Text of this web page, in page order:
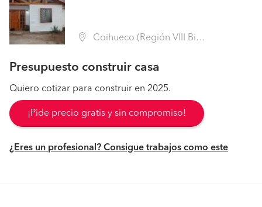
Coihueco (Región VIII Biobío - Ñuble)
Presupuesto construir casa
Quiero cotizar para construir en 2025.
¡Pide precio gratis y sin compromiso!
¿Eres un profesional? Consigue trabajos como este